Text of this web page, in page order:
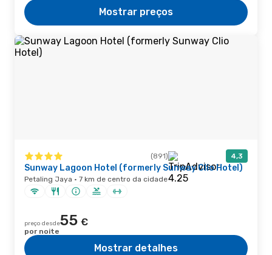
Mostrar preços
(891) 4,3
Sunway Lagoon Hotel (formerly Sunway Clio Hotel)
Petaling Jaya · 7 km de centro da cidade
preço desde55 €
por noite
Mostrar detalhes